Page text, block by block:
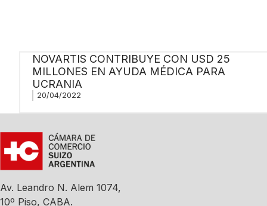
NOVARTIS CONTRIBUYE CON USD 25
MILLONES EN AYUDA MÉDICA PARA
UCRANIA
20/04/2022
Av. Leandro N. Alem 1074,
10º Piso, CABA.